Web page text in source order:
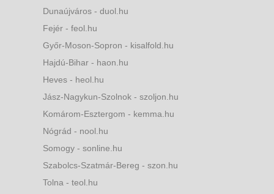
Dunaújváros - duol.hu
Fejér - feol.hu
Győr-Moson-Sopron - kisalfold.hu
Hajdú-Bihar - haon.hu
Heves - heol.hu
Jász-Nagykun-Szolnok - szoljon.hu
Komárom-Esztergom - kemma.hu
Nógrád - nool.hu
Somogy - sonline.hu
Szabolcs-Szatmár-Bereg - szon.hu
Tolna - teol.hu